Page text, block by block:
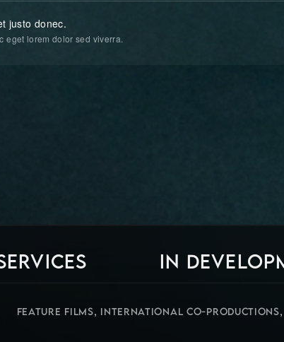
justo donec.
eget lorem dolor sed viverra.
IN
FEATURE FILMS, INTERNATIONAL CO-